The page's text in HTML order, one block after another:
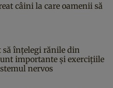
câini la care oamenii să
să înțelegi rănile din
importante și exercițiile
nervos